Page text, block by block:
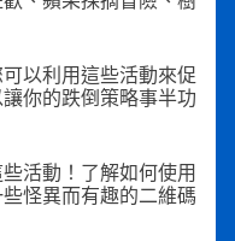
以利用這些活動來促
你的跌倒策略事半功
活動！了解如何使用
怪異而有趣的二維碼